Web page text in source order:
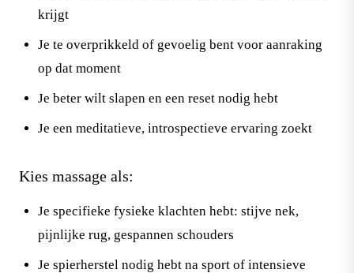
krijgt
Je te overprikkeld of gevoelig bent voor aanraking
op dat moment
Je beter wilt slapen en een reset nodig hebt
Je een meditatieve, introspectieve ervaring zoekt
Kies massage als:
Je specifieke fysieke klachten hebt: stijve nek,
pijnlijke rug, gespannen schouders
Je spierherstel nodig hebt na sport of intensieve